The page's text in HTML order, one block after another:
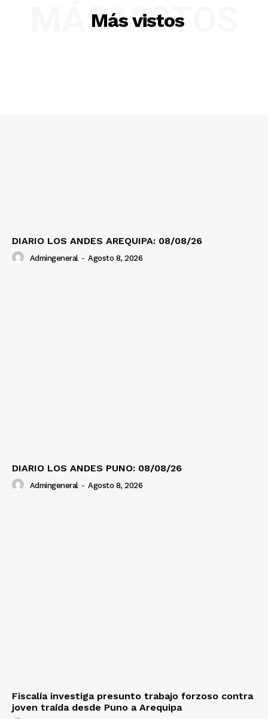
Más vistos
MÁS VISTOS
DIARIO LOS ANDES AREQUIPA: 08/08/26
Admingeneral - Agosto 8, 2026
DIARIO LOS ANDES PUNO: 08/08/26
Admingeneral - Agosto 8, 2026
Fiscalía investiga presunto trabajo forzoso contra
joven traída desde Puno a Arequipa